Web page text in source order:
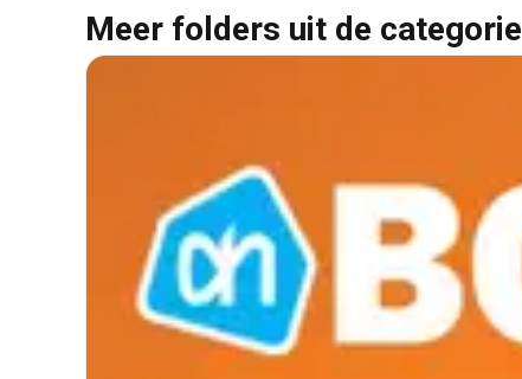
Meer folders uit de categorie